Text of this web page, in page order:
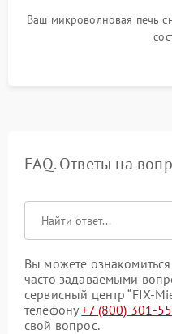
Ваш микроволновая печь
FAQ. Ответы на
Вы можете
часто задаваемыми
сервисный центр “FIX-
телефону+7 (800) 301-
свой вопрос.